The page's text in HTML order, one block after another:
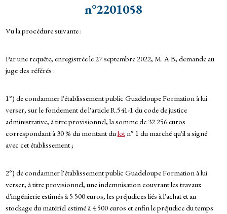
n°2201058
Vu la procédure suivante :
Par une requête, enregistrée le 27 septembre 2022, M. A B, demande au
juge des référés :
1°) de condamner l'établissement public Guadeloupe Formation à lui
verser, sur le fondement de l'article R.541-1 du code de justice
administrative, à titre provisionnel, la somme de 32 256 euros
correspondant à 30 % du montant dulotn° 1 du marché qu'il a signé
avec cet établissement ;
2°) de condamner l'établissement public Guadeloupe Formation à lui
verser, à titre provisionnel, une indemnisation couvrant les travaux
d'ingénierie estimés à 5 500 euros, les préjudices liés à l'achat et au
stockage du matériel estimé à 4 500 euros et enfin le préjudice du temps